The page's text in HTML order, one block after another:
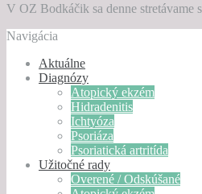
V OZ Bodkáčik sa denne
Navigácia
Aktuálne
Diagnózy
Atopický ekzém
Hidradenitis
Ichtyóza
Psoriáza
Psoriatická artritída
Užitočné rady
Overené / Odskúšané